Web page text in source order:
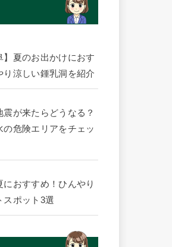
】夏のお出かけにおす
り涼しい鍾乳洞を紹介
震が来たらどうなる？
の危険エリアをチェッ
におすすめ！ひんやり
スポット3選